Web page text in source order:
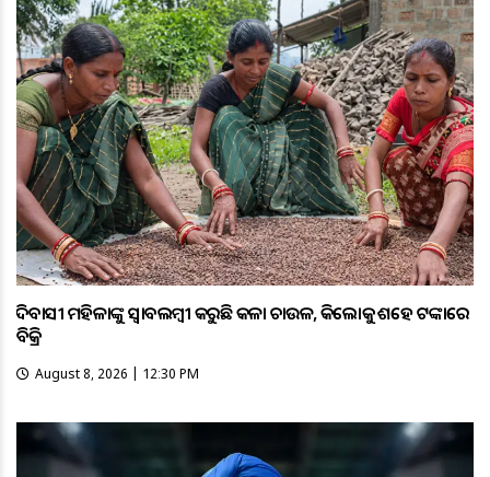
ଆଦିବାସୀ ମହିଳାଙ୍କୁ ସ୍ଵାବଲମ୍ଵୀ କରୁଛି କଳା ଚାଉଳ, କିଲୋକୁ ଶହେ ଟଙ୍କାରେ
ବିକ୍ରି
August 8, 2026 | 12:30 PM